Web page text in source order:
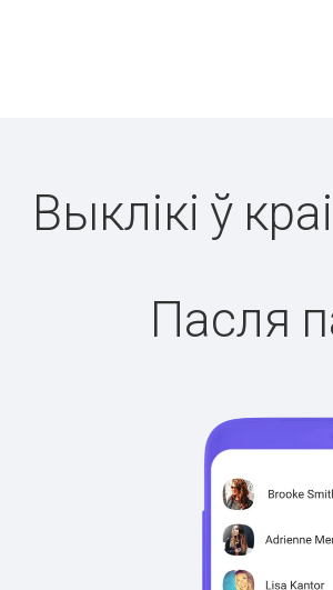
Выклікі ў
Пасля